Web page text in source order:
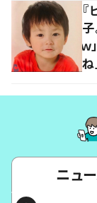
ｗ
ね
ニュ